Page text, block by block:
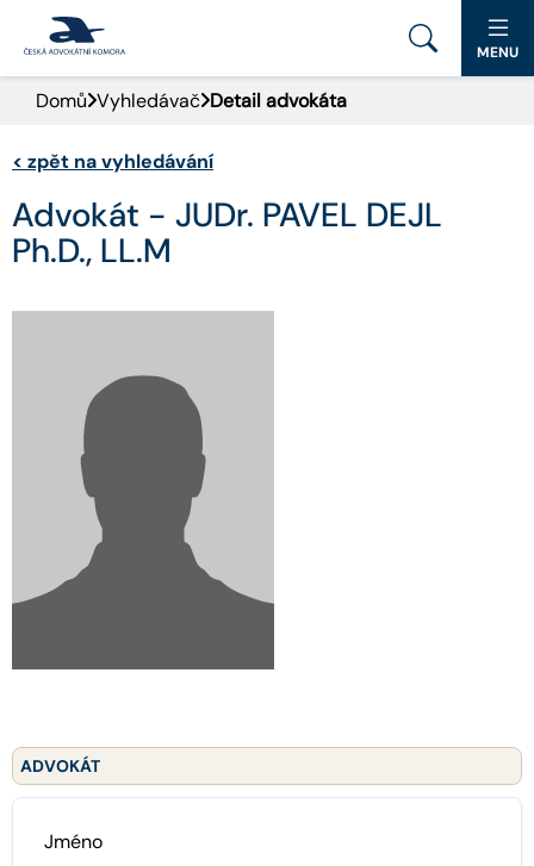
PORTÁL ČAK
DOMŮ
AKTUALITY
ADVOKÁTNÍ DENÍK
KONTAKT
MENU
Domů Vyhledávač Detail advokáta
< zpět na vyhledávání
Advokát - JUDr. PAVEL DEJL
Ph.D., LL.M
ADVOKÁT
Jméno